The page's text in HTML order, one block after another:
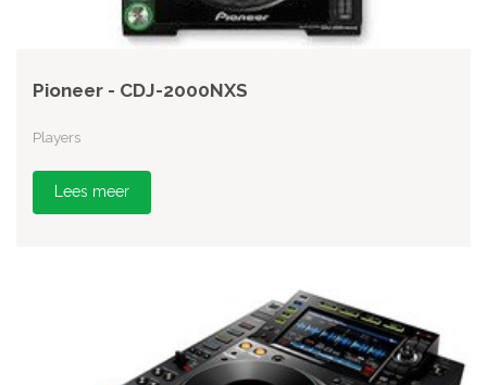
Pioneer - CDJ-2000NXS
Players
Lees meer